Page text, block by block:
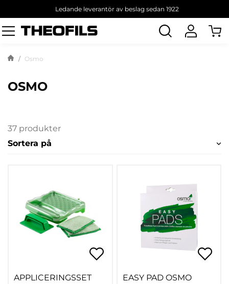
Ledande leverantör av beslag sedan 1922
Sök
produkt
Osmo
OSMO
37 produkter
Sortera på
APPLICERINGSSET
EASY PAD OSMO